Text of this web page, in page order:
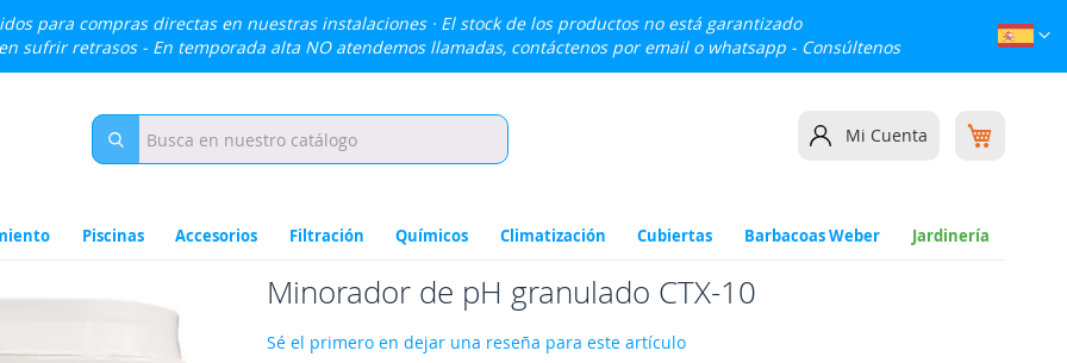
para compras directas en nuestras instalaciones · El stock de los productos no está garantizado
sufrir retrasos - En temporada alta NO atendemos llamadas, contáctenos por email o whatsapp - Consúltenos
Mi Cuenta
Piscinas Accesorios Filtración Químicos Climatización Cubiertas Barbacoas Weber Jardinería
Minorador de pH granulado CTX-10
Sé el primero en dejar una reseña para este artículo